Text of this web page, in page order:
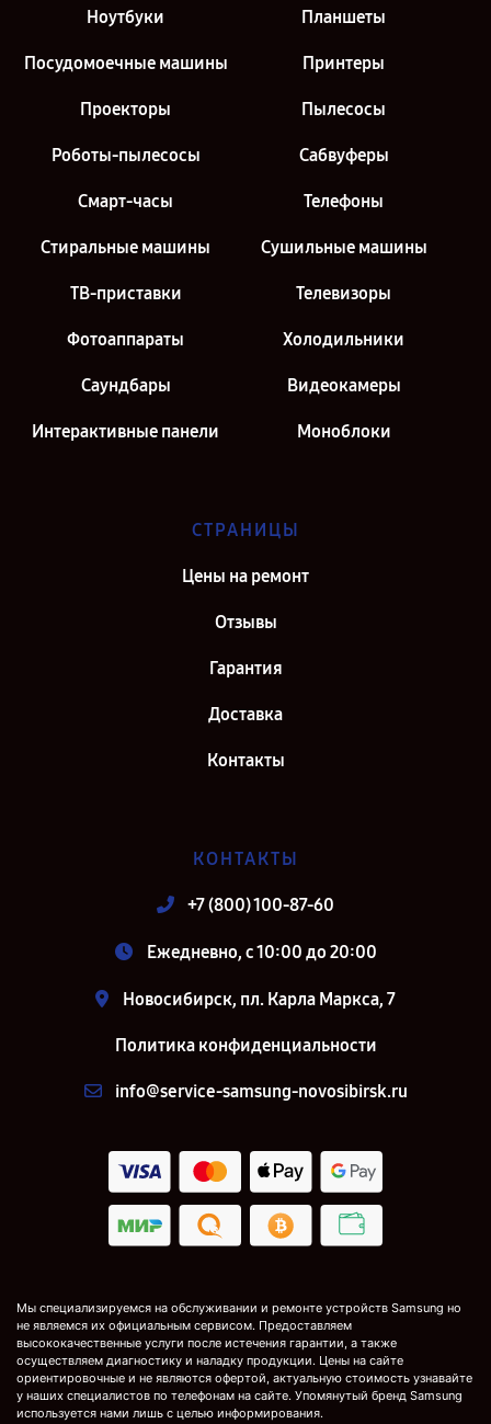
Ноутбуки Планшеты
Посудомоечные машины Принтеры
Проекторы Пылесосы
Роботы-пылесосы Сабвуферы
Смарт-часы Телефоны
Стиральные машины Сушильные машины
ТВ-приставки Телевизоры
Фотоаппараты Холодильники
Саундбары Видеокамеры
Интерактивные панели Моноблоки
СТРАНИЦЫ
Цены на ремонт
Отзывы
Гарантия
Доставка
Контакты
КОНТАКТЫ
+7 (800) 100-87-60
Ежедневно, с 10:00 до 20:00
Новосибирск, пл. Карла Маркса, 7
Политика конфиденциальности
info@service-samsung-novosibirsk.ru
Мы специализируемся на обслуживании и ремонте устройств Samsung но
не являемся их официальным сервисом. Предоставляем
высококачественные услуги после истечения гарантии, а также
осуществляем диагностику и наладку продукции. Цены на сайте
ориентировочные и не являются офертой, актуальную стоимость узнавайте
у наших специалистов по телефонам на сайте. Упомянутый бренд Samsung
используется нами лишь с целью информирования.